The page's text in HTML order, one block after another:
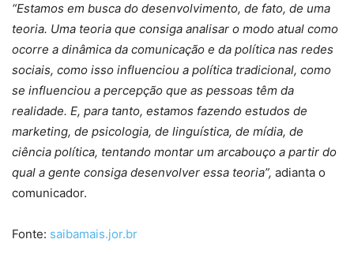
“Estamos em busca do desenvolvimento, de fato, de uma
teoria. Uma teoria que consiga analisar o modo atual como
ocorre a dinâmica da comunicação e da política nas redes
sociais, como isso influenciou a política tradicional, como
se influenciou a percepção que as pessoas têm da
realidade. E, para tanto, estamos fazendo estudos de
marketing, de psicologia, de linguística, de mídia, de
ciência política, tentando montar um arcabouço a partir do
qual a gente consiga desenvolver essa teoria”, adianta o
comunicador.
Fonte: saibamais.jor.br